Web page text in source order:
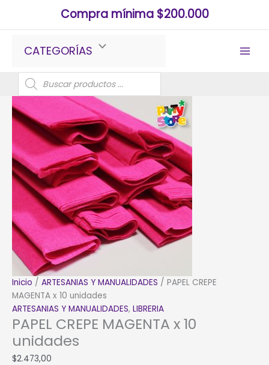
contenido
Compra mínima $200.000
CATEGORÍAS
Búsqueda
de
productos
Inicio / ARTESANIAS Y MANUALIDADES / PAPEL CREPE
MAGENTA x 10 unidades
ARTESANIAS Y MANUALIDADES, LIBRERIA
PAPEL CREPE MAGENTA x 10
unidades
$2.473,00